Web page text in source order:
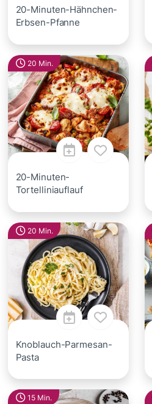
20-Minuten-Hähnchen-
Erbsen-Pfanne
20 Min.
20-Minuten-
Tortelliniauflauf
20 Min.
Knoblauch-Parmesan-
Pasta
15 Min.